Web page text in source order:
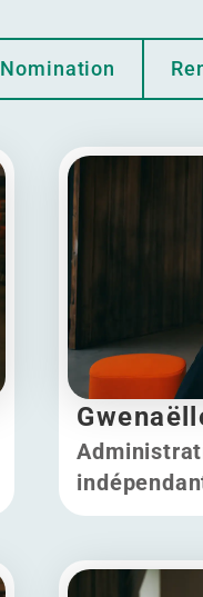
Nomination
Gwenaëlle de